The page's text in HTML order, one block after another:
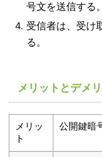
号文を送信する。
受信者は、受け
る。
メリットとデメ
メリッ
ト
公開鍵暗